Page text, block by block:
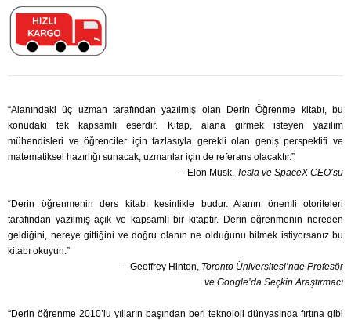
“Alanındaki üç uzman tarafından yazılmış olan Derin Öğrenme kitabı, bu
konudaki tek kapsamlı eserdir. Kitap, alana girmek isteyen yazılım
mühendisleri ve öğrenciler için fazlasıyla gerekli olan geniş perspektifi ve
matematiksel hazırlığı sunacak, uzmanlar için de referans olacaktır.”
—Elon Musk, Tesla ve SpaceX CEO’su
“Derin öğrenmenin ders kitabı kesinlikle budur. Alanın önemli otoriteleri
tarafından yazılmış açık ve kapsamlı bir kitaptır. Derin öğrenmenin nereden
geldiğini, nereye gittiğini ve doğru olanın ne olduğunu bilmek istiyorsanız bu
kitabı okuyun.”
—Geoffrey Hinton, Toronto Üniversitesi’nde Profesör
ve Google’da Seçkin Araştırmacı
“Derin öğrenme 2010’lu yılların başından beri teknoloji dünyasında fırtına gibi